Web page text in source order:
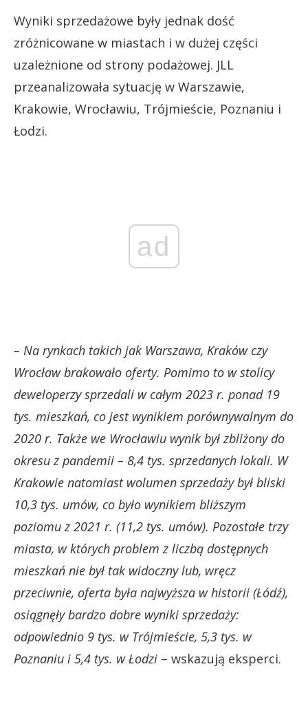
Wyniki sprzedażowe były jednak dość
zróżnicowane w miastach i w dużej części
uzależnione od strony podażowej. JLL
przeanalizowała sytuację w Warszawie,
Krakowie, Wrocławiu, Trójmieście, Poznaniu i
Łodzi.
ad
– Na rynkach takich jak Warszawa, Kraków czy
Wrocław brakowało oferty. Pomimo to w stolicy
deweloperzy sprzedali w całym 2023 r. ponad 19
tys. mieszkań, co jest wynikiem porównywalnym do
2020 r. Także we Wrocławiu wynik był zbliżony do
okresu z pandemii – 8,4 tys. sprzedanych lokali. W
Krakowie natomiast wolumen sprzedaży był bliski
10,3 tys. umów, co było wynikiem bliższym
poziomu z 2021 r. (11,2 tys. umów). Pozostałe trzy
miasta, w których problem z liczbą dostępnych
mieszkań nie był tak widoczny lub, wręcz
przeciwnie, oferta była najwyższa w historii (Łódź),
osiągnęły bardzo dobre wyniki sprzedaży:
odpowiednio 9 tys. w Trójmieście, 5,3 tys. w
Poznaniu i 5,4 tys. w Łodzi – wskazują eksperci.